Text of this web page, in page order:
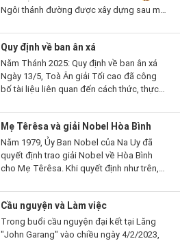
Ngôi thánh đường được xây dựng sau một
mùa hè trời Rome, nên còn...
Quy định về ban ân xá
Năm Thánh 2025: Quy định về ban ân xá
Ngày 13/5, Toà Ân giải Tối cao đã công
bố tài liệu liên quan đến cách thức, thực
giới để lãnh...
Mẹ Têrêsa và giải Nobel Hòa Bình
Năm 1979, Ủy Ban Nobel của Na Uy đã
quyết định trao giải Nobel về Hòa Bình
cho Mẹ Têrêsa. Khi quyết định như trên,
trong việc trợ giúp nhân loại...
Cầu nguyện và Làm việc
Trong buổi cầu nguyện đại kết tại Lăng
"John Garang" vào chiều ngày 4/2/2023,